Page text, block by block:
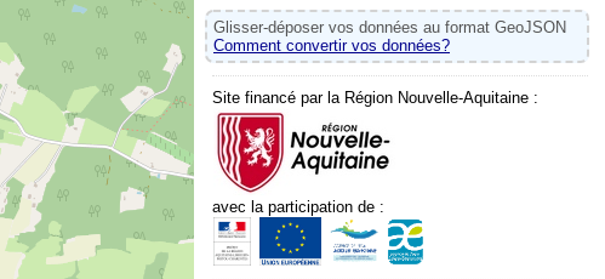
Glisser-déposer vos données au format GeoJSON
Comment convertir vos données?
Site financé par la Région Nouvelle-Aquitaine :
avec la participation de :